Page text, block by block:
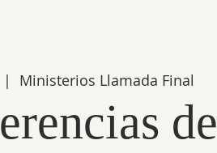
|
Ministerios Llamada Final
de